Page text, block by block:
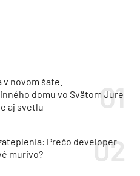
novom šate.
domu vo Svätom Jure
aj svetlu
Prečo developer
murivo?